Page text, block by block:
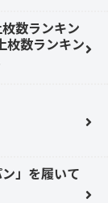
数ランキン
枚数ランキン
」を履いて